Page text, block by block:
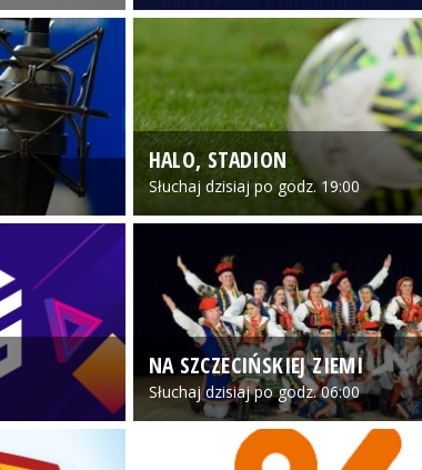
HALO, STADION
Słuchaj dzisiaj po godz. 19:00
NA SZCZECIŃSKIEJ ZIEMI
Słuchaj dzisiaj po godz. 06:00